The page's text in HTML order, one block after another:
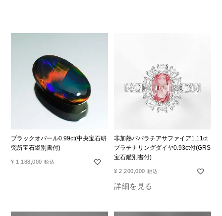
ブラックオパール0.99ct(中央宝石研
究所宝石鑑別書付)
¥ 1,188,000 税込
非加熱パパラチアサファイア1.11ct
プラチナリングダイヤ0.93ct付(GRS
宝石鑑別書付)
¥ 2,200,000 税込
詳細を見る